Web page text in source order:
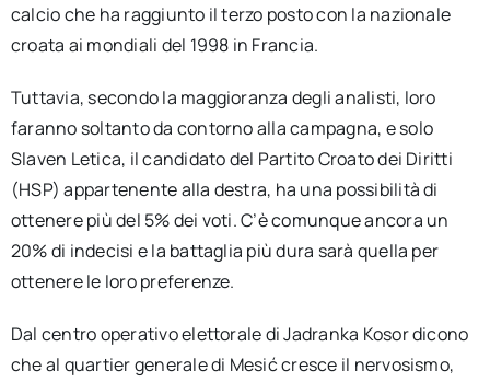
calcio che ha raggiunto il terzo posto con la nazionale
croata ai mondiali del 1998 in Francia.
Tuttavia, secondo la maggioranza degli analisti, loro
faranno soltanto da contorno alla campagna, e solo
Slaven Letica, il candidato del Partito Croato dei Diritti
(HSP) appartenente alla destra, ha una possibilità di
ottenere più del 5% dei voti. C’è comunque ancora un
20% di indecisi e la battaglia più dura sarà quella per
ottenere le loro preferenze.
Dal centro operativo elettorale di Jadranka Kosor dicono
che al quartier generale di Mesić cresce il nervosismo,